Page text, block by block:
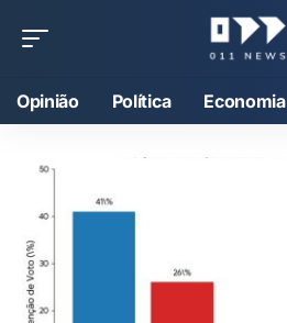
Opinião Política Economia